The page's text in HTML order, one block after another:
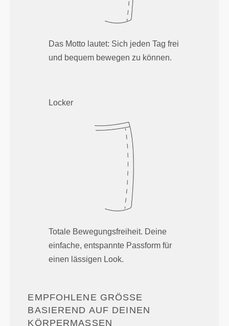
Das Motto lautet: Sich jeden Tag frei
und bequem bewegen zu können.
Locker
Totale Bewegungsfreiheit. Deine
einfache, entspannte Passform für
einen lässigen Look.
EMPFOHLENE GRÖSSE B
ASIEREND AUF DEINEN K
ÖRPERMASSEN